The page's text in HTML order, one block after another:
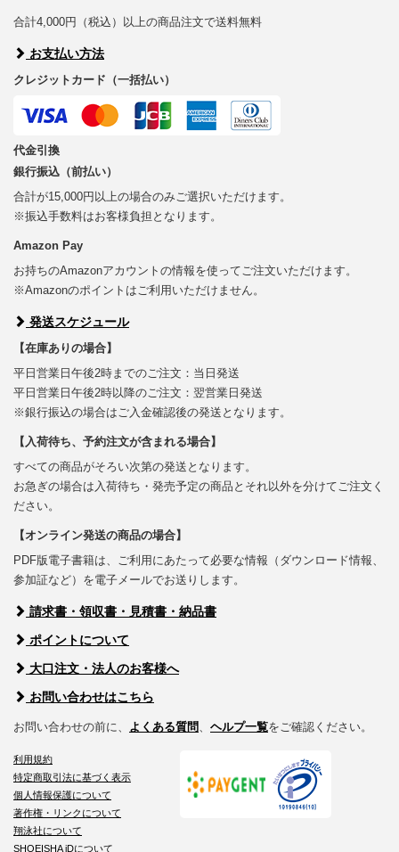
合計4,000円（税込）以上の商品注文で送料無料
お支払い方法
クレジットカード（一括払い）
代金引換
銀行振込（前払い）
合計が15,000円以上の場合のみご選択いただけます。
※振込手数料はお客様負担となります。
Amazon Pay
お持ちのAmazonアカウントの情報を使ってご注文いただけます。
※Amazonのポイントはご利用いただけません。
発送スケジュール
【在庫ありの場合】
平日営業日午後2時までのご注文：当日発送
平日営業日午後2時以降のご注文：翌営業日発送
※銀行振込の場合はご入金確認後の発送となります。
【入荷待ち、予約注文が含まれる場合】
すべての商品がそろい次第の発送となります。
お急ぎの場合は入荷待ち・発売予定の商品とそれ以外を分けてご注文く
ださい。
【オンライン発送の商品の場合】
PDF版電子書籍は、ご利用にあたって必要な情報（ダウンロード情報、
参加証など）を電子メールでお送りします。
請求書・領収書・見積書・納品書
ポイントについて
大口注文・法人のお客様へ
お問い合わせはこちら
お問い合わせの前に、 よくある質問 ヘルプ一覧をご確認ください。
利用規約
特定商取引法に基づく表示
個人情報保護について
著作権・リンクについて
翔泳社について
SHOEISHA iDについて